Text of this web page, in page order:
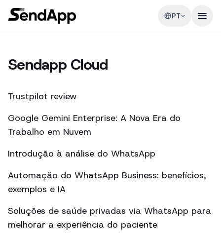
PT
Sendapp Cloud
Trustpilot review
Google Gemini Enterprise: A Nova Era do
Trabalho em Nuvem
Introdução à análise do WhatsApp
Automação do WhatsApp Business: benefícios,
exemplos e IA
Soluções de saúde privadas via WhatsApp para
melhorar a experiência do paciente